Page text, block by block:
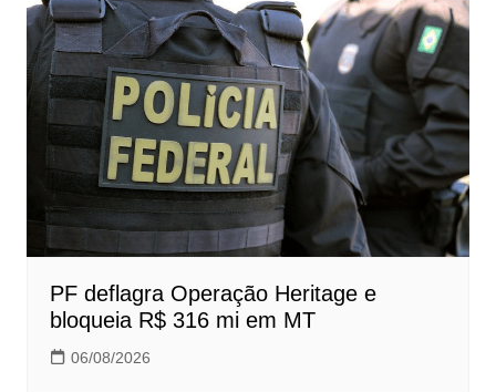
PF deflagra Operação Heritage e
bloqueia R$ 316 mi em MT
06/08/2026